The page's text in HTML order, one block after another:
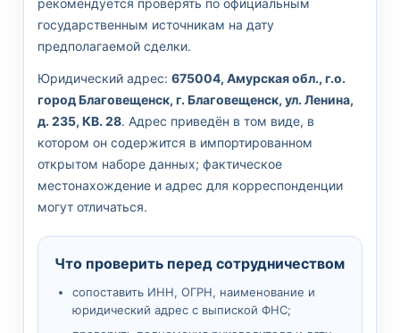
рекомендуется проверять по официальным
государственным источникам на дату
предполагаемой сделки.
Юридический адрес: 675004, Амурская обл., г.о.
город Благовещенск, г. Благовещенск, ул. Ленина,
д. 235, КВ. 28. Адрес приведён в том виде, в
котором он содержится в импортированном
открытом наборе данных; фактическое
местонахождение и адрес для корреспонденции
могут отличаться.
Что проверить перед сотрудничеством
сопоставить ИНН, ОГРН, наименование и
юридический адрес с выпиской ФНС;